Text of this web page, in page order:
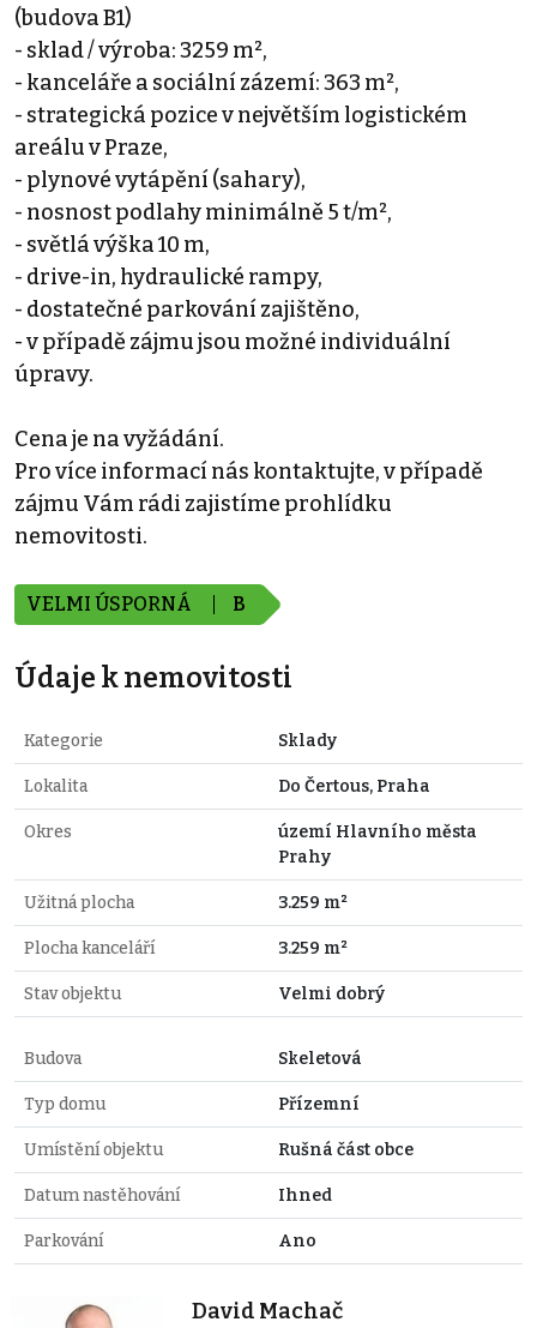
(budova B1)
- sklad / výroba: 3259 m²,
- kanceláře a sociální zázemí: 363 m²,
- strategická pozice v největším logistickém
areálu v Praze,
- plynové vytápění (sahary),
- nosnost podlahy minimálně 5 t/m²,
- světlá výška 10 m,
- drive-in, hydraulické rampy,
- dostatečné parkování zajištěno,
- v případě zájmu jsou možné individuální
úpravy.
Cena je na vyžádání.
Pro více informací nás kontaktujte, v případě
zájmu Vám rádi zajistíme prohlídku
nemovitosti.
VELMI ÚSPORNÁ B
Údaje k nemovitosti
Kategorie Sklady
Lokalita Do Čertous, Praha
Okres
území Hlavního města
Prahy
Užitná plocha 3.259 m²
Plocha kanceláří 3.259 m²
Stav objektu Velmi dobrý
Budova Skeletová
Typ domu Přízemní
Umístění objektu Rušná část obce
Datum nastěhování Ihned
Parkování Ano
David Machač